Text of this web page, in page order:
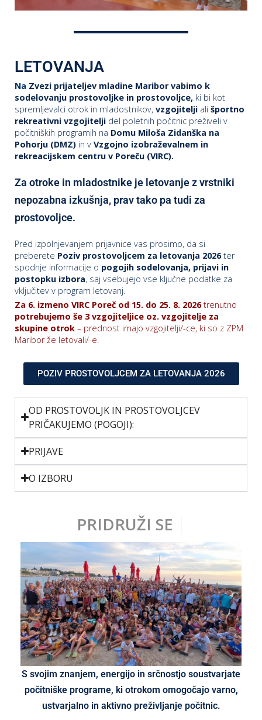
LETOVANJA
Na Zvezi prijateljev mladine Maribor vabimo k
sodelovanju prostovoljke in prostovoljce, ki bi kot
spremljevalci otrok in mladostnikov, vzgojitelji ali športno
rekreativni vzgojitelji del poletnih počitnic preživeli v
počitniških programih na Domu Miloša Zidanška na
Pohorju (DMZ) in v Vzgojno izobraževalnem in
rekreacijskem centru v Poreču (VIRC).
Za otroke in mladostnike je letovanje z vrstniki
nepozabna izkušnja, prav tako pa tudi za
prostovoljce.
Pred izpolnjevanjem prijavnice vas prosimo, da si
preberete Poziv prostovoljcem za letovanja 2026ter
spodnje informacije o pogojih sodelovanja, prijavi in
postopku izbora, saj vsebujejo vse ključne podatke za
vključitev v program letovanj.
Za 6. izmeno VIRC Poreč od 15. do 25. 8. 2026trenutno
potrebujemo še 3 vzgojiteljice oz. vzgojitelje za
skupine otrok – prednost imajo vzgojitelji/-ce, ki so z ZPM
Maribor že letovali/-e.
POZIV PROSTOVOLJCEM ZA LETOVANJA 2026
OD PROSTOVOLJK IN PROSTOVOLJCEV
PRIČAKUJEMO (POGOJI):
PRIJAVE
O IZBORU
PRIDRUŽI SE
S svojim znanjem, energijo in srčnostjo soustvarjate
počitniške programe, ki otrokom omogočajo varno,
ustvarjalno in aktivno preživljanje počitnic.